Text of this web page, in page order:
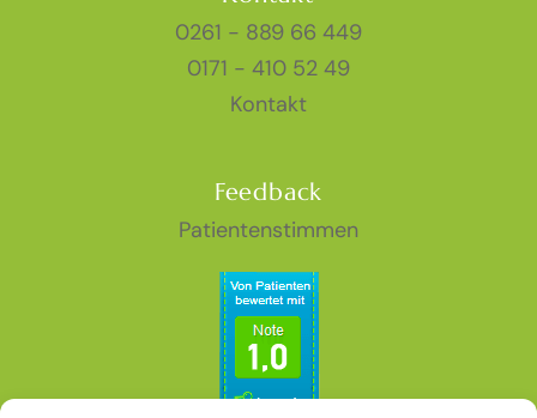
0261 - 889 66 449
0171 - 410 52 49
Kontakt
Feedback
Patientenstimmen